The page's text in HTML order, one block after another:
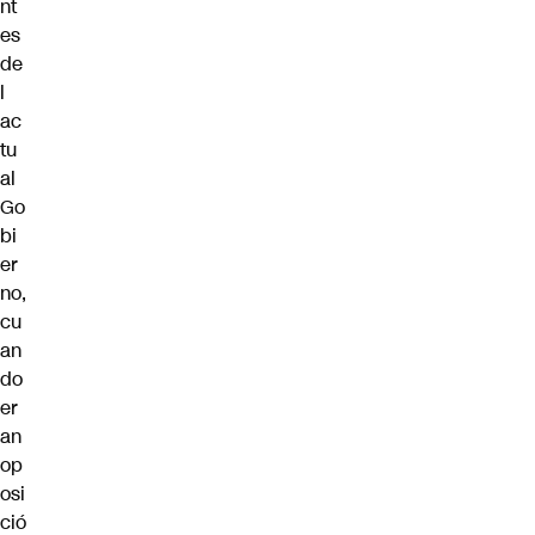
nt
es
de
l
ac
tu
al
Go
bi
er
no,
cu
an
do
er
an
op
osi
ció